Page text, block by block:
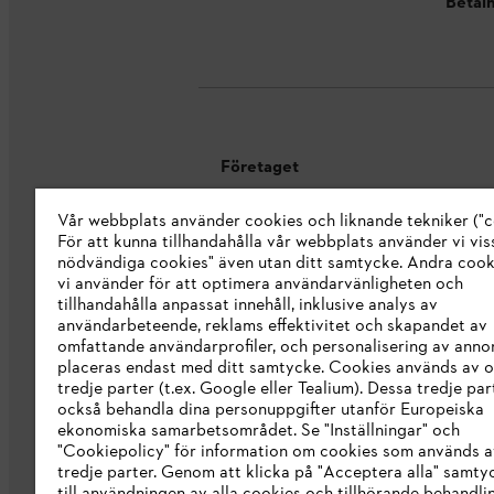
Företaget
Om oss
STIHL Integrity Line
STIHL varumärkesbutik
Tillgänglighetsredogörelse
Vår webbplats använder cookies och liknande tekniker
För att kunna tillhandahålla vår webbplats använder vi
nödvändiga cookies" även utan ditt samtycke. Andra
vi använder för att optimera användarvänligheten och
tillhandahålla anpassat innehåll, inklusive analys av
användarbeteende, reklams effektivitet och skapandet av
omfattande användarprofiler, och personalisering av
placeras endast med ditt samtycke. Cookies används av
tredje parter (t.ex. Google eller Tealium). Dessa tredje
också behandla dina personuppgifter utanför Europeiska
ekonomiska samarbetsområdet. Se "Inställningar" och
"Cookiepolicy" för information om cookies som används
tredje parter. Genom att klicka på "Acceptera alla"